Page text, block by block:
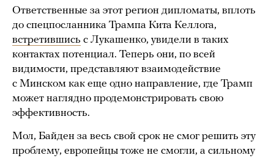
Ответственные за этот регион дипломаты, вплоть
до спецпосланника Трампа Кита Келлога,
встретившись с Лукашенко, увидели в таких
контактах потенциал. Теперь они, по всей
видимости, представляют взаимодействие
с Минском как еще одно направление, где Трамп
может наглядно продемонстрировать свою
эффективность.
Мол, Байден за весь свой срок не смог решить эту
проблему, европейцы тоже не смогли, а сильному